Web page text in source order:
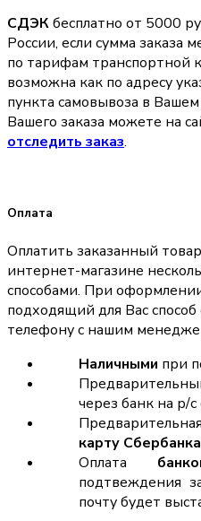
СДЭКбесплатно от 5000
России, если сумма заказа
по тарифам транспортной
возможна как по адресу
пункта самовывоза в
Вашего заказа можете на
отследить заказ.
Оплата
Оплатить заказанный
интернет-магазине
способами. При
подходящий для Вас
телефону с нашим
Наличными при
через банк на р/
карту
Оплата
подтвеждения
почту будет